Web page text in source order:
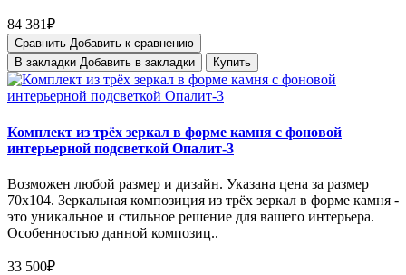
84 381₽
Сравнить Добавить к сравнению
В закладки Добавить в закладки Купить
Комплект из трёх зеркал в форме камня с фоновой
интерьерной подсветкой Опалит-3
Возможен любой размер и дизайн. Указана цена за размер
70х104. Зеркальная композиция из трёх зеркал в форме камня -
это уникальное и стильное решение для вашего интерьера.
Особенностью данной композиц..
33 500₽